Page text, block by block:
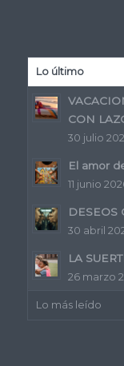
Lo último
CON
30 julio
El amor
11 junio
DESEOS
30 abril
LA
26 marzo
Lo más leído